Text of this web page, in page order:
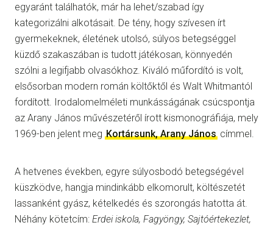
egyaránt találhatók, már ha lehet/szabad így
kategorizálni alkotásait. De tény, hogy szívesen írt
gyermekeknek, életének utolsó, súlyos betegséggel
küzdő szakaszában is tudott játékosan, könnyedén
szólni a legifjabb olvasókhoz. Kiváló műfordító is volt,
elsősorban modern román költőktől és Walt Whitmantól
fordított. Irodalomelméleti munkásságának csúcspontja
az Arany János művészetéről írott kismonográfiája, mely
1969-ben jelent meg Kortársunk, Arany János címmel.
A hetvenes években, egyre súlyosbodó betegségével
küszködve, hangja mindinkább elkomorult, költészetét
lassanként gyász, kételkedés és szorongás hatotta át.
Néhány kötetcím: Erdei iskola, Fagyöngy, Sajtóértekezlet,